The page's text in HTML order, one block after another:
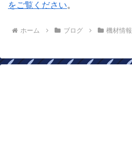
をご覧ください。
ホーム ブログ 機材情報